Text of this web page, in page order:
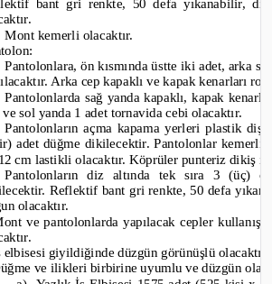
if bant gri renkte, 50 defa yıkanabilir,
Mont kemerli olacaktır.
Pantolonlara, ön kısmında üstte iki adet, arka
Arka cep kapaklı ve kapak kenarları
Pantolonlarda sağ yanda kapaklı, kapak
ve sol yanda 1 adet tornavida cebi olacaktır.
Pantolonların açma kapama yerleri plastik
adet düğme dikilecektir. Pantolonlar
cm lastikli olacaktır. Köprüler punteriz dikiş
Pantolonların diz altında tek sıra 3
Reflektif bant gri renkte, 50 defa
olacaktır.
ve pantolonlarda yapılacak cepler
elbisesi giyildiğinde düzgün görünüşlü
ve ilikleri birbirine uyumlu ve düzgün